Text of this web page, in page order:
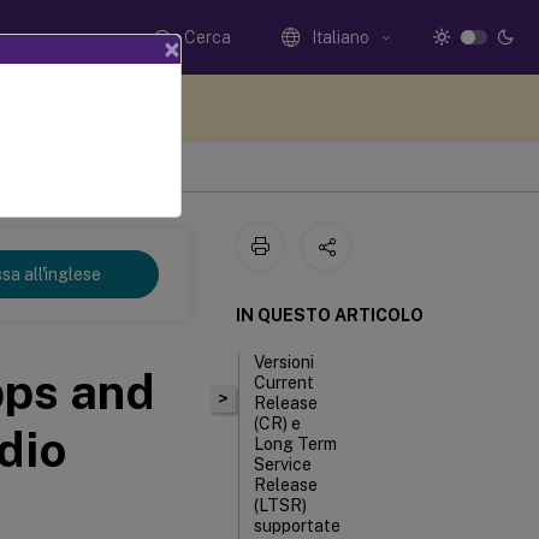
Cerca Italiano
all'inglese
and
>
IN QUESTO ARTICOLO
Versioni
Current
Release
(CR) e
Long Term
Service
Release
(LTSR)
supportate
×